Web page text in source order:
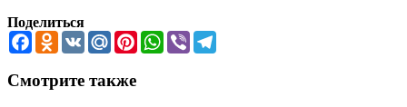
Поделиться
FacebookOdnoklassniki
VK Mail.RuPinterestWhatsApp
Viber
Смотрите также